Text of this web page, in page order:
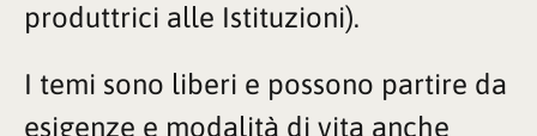
produttrici alle Istituzioni).
I temi sono liberi e possono partire da
esigenze e modalità di vita anche